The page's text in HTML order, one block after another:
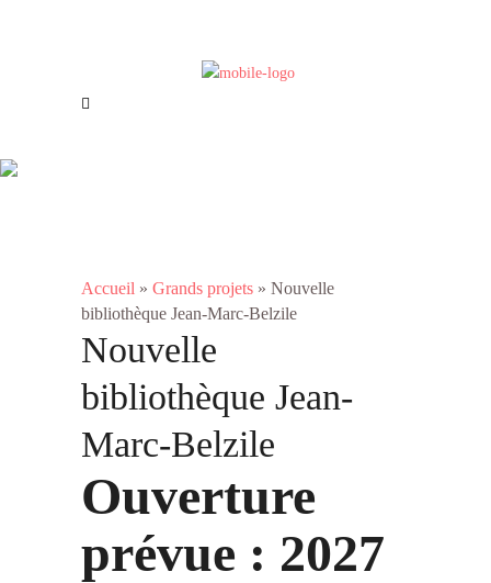
Offres d’emploi
Accueil » Grands projets » Nouvelle
bibliothèque Jean-Marc-Belzile
Nouvelle
bibliothèque Jean-
Marc-Belzile
Ouverture
prévue : 2027